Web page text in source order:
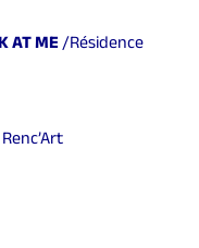
AT ME /Résidence